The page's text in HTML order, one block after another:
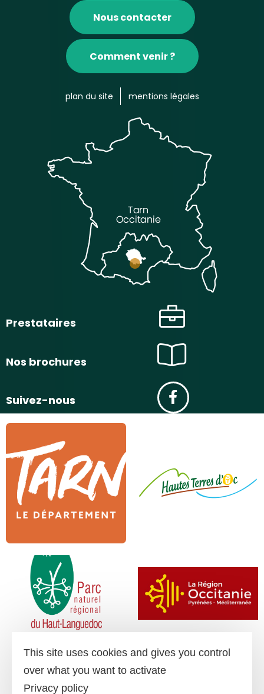
Nous contacter
Comment venir ?
plan du site mentions légales
Prestataires
Nos brochures
Suivez-nous
This site uses cookies and gives you control
over what you want to activate
Privacy policy